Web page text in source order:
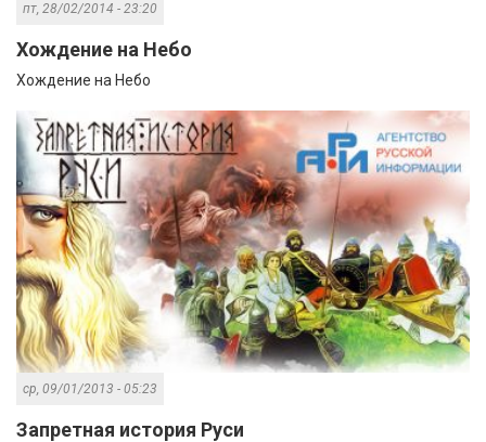
пт, 28/02/2014 - 23:20
Хождение на Небо
Хождение на Небо
ср, 09/01/2013 - 05:23
Запретная история Руси